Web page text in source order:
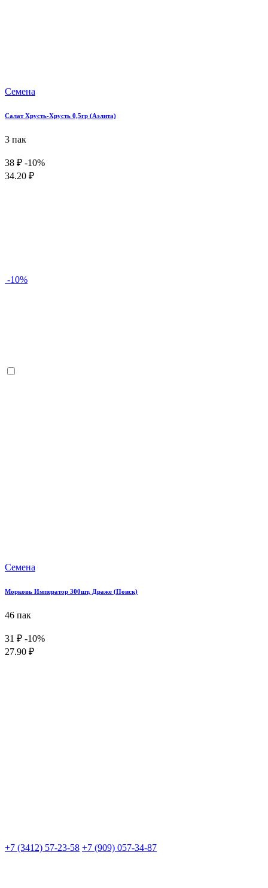
Семена
Салат Хрусть-Хрусть 0,5гр (Аэлита)
3 пак
38 ₽ -10%
34.20 ₽
-10%
Семена
Морковь Император 300шт, Драже (Поиск)
46 пак
31 ₽ -10%
27.90 ₽
+7 (3412) 57-23-58 +7 (909) 057-34-87